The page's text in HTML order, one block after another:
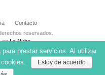
Contacto
reservados.
enLa Nube
prestar servicios. Al utilizar
Estoy de acuerdo